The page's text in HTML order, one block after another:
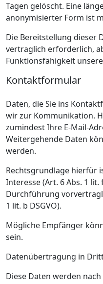
Tagen gelöscht. Eine
anonymisierter Form ist
Die Bereitstellung dieser
vertraglich erforderlich,
Funktionsfähigkeit
Kontaktformular
Daten, die Sie ins
wir zur Kommunikation.
zumindest Ihre E-Mail-
Weitergehende Daten
werden.
Rechtsgrundlage hierfür
Interesse (Art. 6 Abs. 1 lit.
Durchführung
1 lit. b DSGVO).
Mögliche Empfänger
sein.
Datenübertragung in
Diese Daten werden